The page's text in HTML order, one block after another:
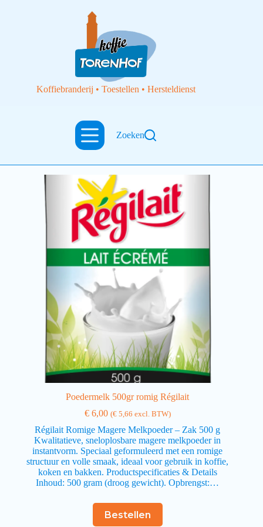
Koffiebranderij • Toestellen • Hersteldienst
Zoeken
Poedermelk 500gr romig Régilait
€6,00 (€5,66 excl. BTW)
Régilait Romige Magere Melkpoeder – Zak 500 g
Kwalitatieve, sneloplosbare magere melkpoeder in
instantvorm. Speciaal geformuleerd met een romige
structuur en volle smaak, ideaal voor gebruik in koffie,
koken en bakken. Productspecificaties & Details
Inhoud: 500 gram (droog gewicht). Opbrengst:…
Bestellen